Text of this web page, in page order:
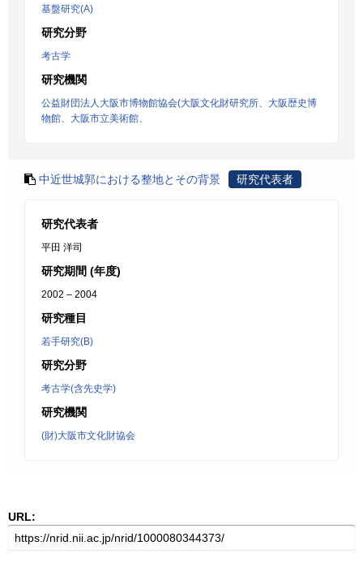
基盤研究(A)
研究分野
考古学
研究機関
公益財団法人大阪市博物館協会(大阪文化財研究所、大阪歴史博
物館、大阪市立美術館、
中近世城郭における整地とその背景 研究代表者
研究代表者
平田 洋司
研究期間 (年度)
2002 – 2004
研究種目
若手研究(B)
研究分野
考古学(含先史学)
研究機関
(財)大阪市文化財協会
URL: